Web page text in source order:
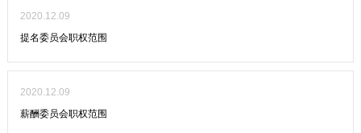
2020.12.09
提名委员会职权范围
2020.12.09
薪酬委员会职权范围